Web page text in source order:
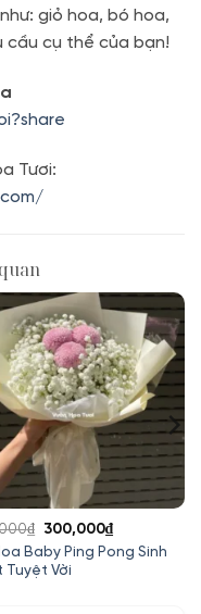
giỏ hoa, bó hoa,
cầu cụ thể của bạn!
Tươi:
Baby Ping Pong Sinh
Tuyệt Vời
₫
Giá
gốc
là:
300,000₫Giá
hiện